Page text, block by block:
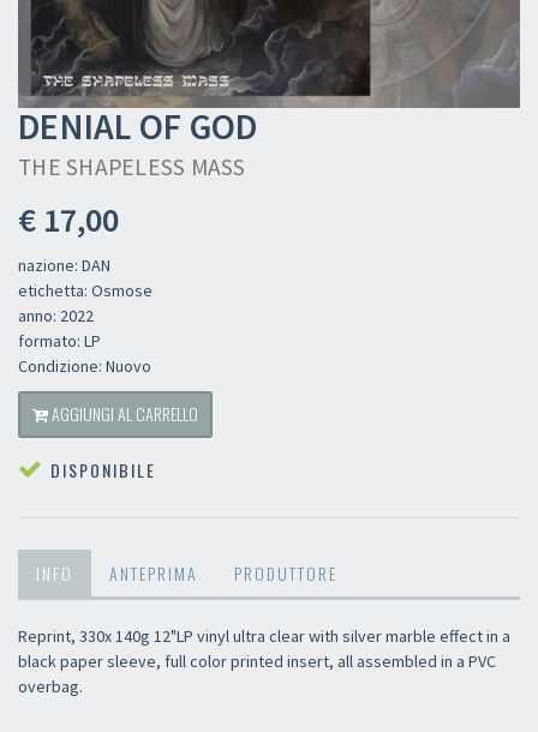
DENIAL OF GOD
THE SHAPELESS MASS
€ 17,00
nazione: DAN
etichetta: Osmose
anno: 2022
formato: LP
Condizione: Nuovo
AGGIUNGI AL CARRELLO
DISPONIBILE
INFO ANTEPRIMA PRODUTTORE
Reprint, 330x 140g 12"LP vinyl ultra clear with silver marble effect in a
black paper sleeve, full color printed insert, all assembled in a PVC
overbag.